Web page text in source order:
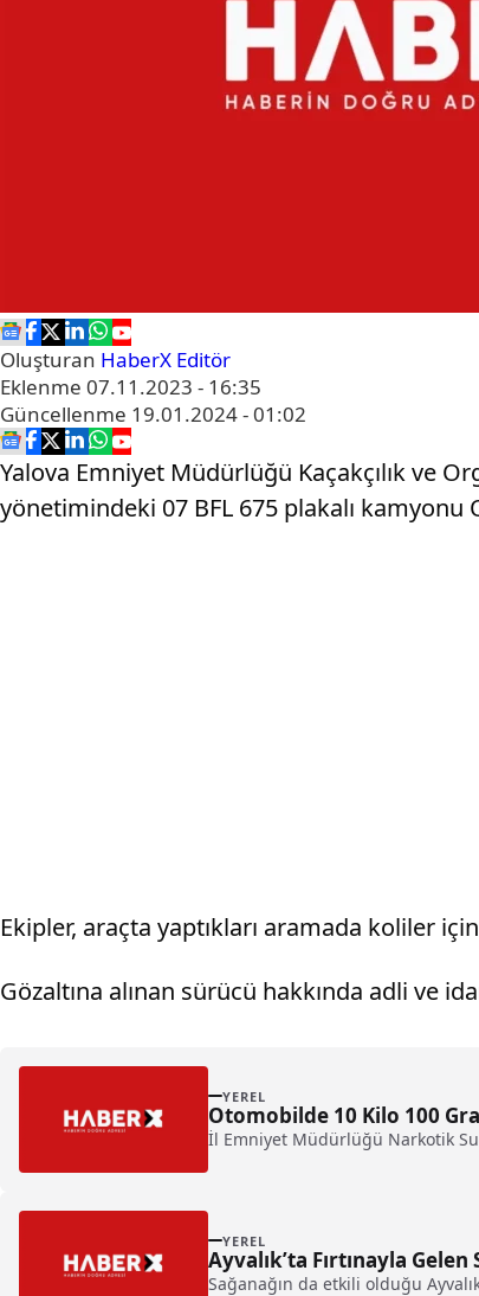
Oluşturan HaberX Editör
Eklenme 07.11.2023 - 16:35
Güncellenme 19.01.2024 - 01:02
Yalova Emniyet Müdürlüğü Kaçakçılık ve
yönetimindeki 07 BFL 675 plakalı
Ekipler, araçta yaptıkları aramada koliler
Gözaltına alınan sürücü hakkında adli ve
YEREL
Otomobilde 10 Kilo 100
İl Emniyet Müdürlüğü Narkotik
YEREL
Ayvalık’ta Fırtınayla Gelen
Sağanağın da etkili olduğu